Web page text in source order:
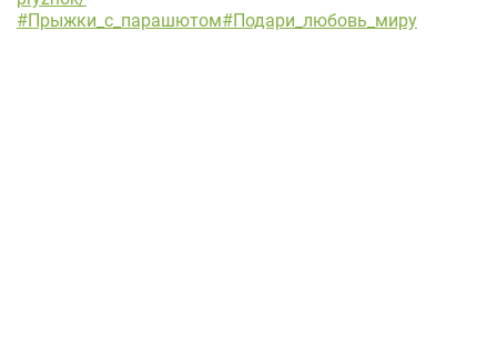
#Прыжки_с_парашютом#Подари_любовь_миру